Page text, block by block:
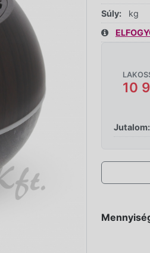
Súly:
kg
10
Jutalom: